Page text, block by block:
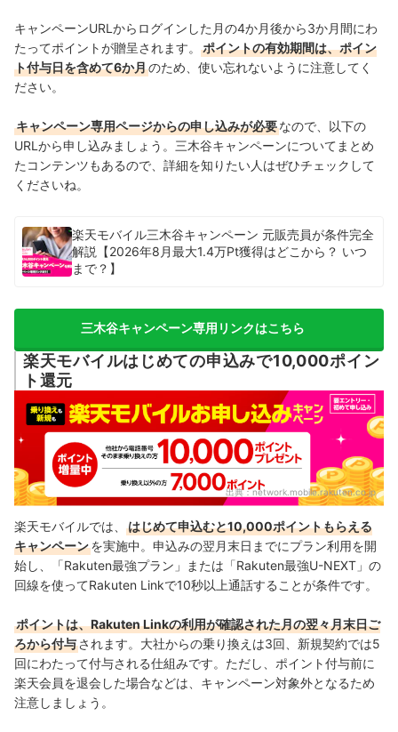
買い替え超トクプログラム
【楽天市場】スマホSELECTION
エンタメコンテンツをお得に楽しめるキャンペーン
楽天関連サービスをお得に利用できるキャンペーン
そのほかのお得なキャンペーン
はじめて3GB・20GBのデータ利用でポイントがもらえる
テザリング利用で100ポイントプレゼント
べて検証！
新規契約で選ぶなら三木谷キャンペーンがおすすめ
乗り換えの還元額で上回る他社もあるが、月々の料金の安さで三木
谷キャンペーンが有利
過去に契約していた「出戻り」でも三木谷キャンペーンなら特典の
対象
楽天モバイルでキャンペーンを利用する際の注意点
楽天モバイルのキャンペーンは併用可のものと併用不可のものがあ
る
Rakuten Linkでの通話が適用条件に含まれているキャンペーンが多
い
楽天モバイルのキャンペーンで付与されるポイントには有効期間が
ある
キャンペーンURLからログインした月の4か月後から3か月間にわ
たってポイントが贈呈されます。
ポイントの有効期間は、ポイン
ト付与日を含めて6か月のため、使い忘れないように注意してく
ださい。
キャンペーン専用ページからの申し込みが必要なので、以下の
URLから申し込みましょう。三木谷キャンペーンについてまとめ
たコンテンツもあるので、詳細を知りたい人はぜひチェックして
くださいね。
楽天モバイル三木谷キャンペーン 元販売員が条件完全
解説【2026年8月最大1.4万Pt獲得はどこから？ いつ
まで？】
三木谷キャンペーン専用リンクはこちら
楽天モバイルはじめての申込みで10,000ポイン
ト還元
出典：network.mobile.rakuten.co.jp
楽天モバイルでは、
はじめて申込むと10,000ポイントもらえる
キャンペーンを実施中。 申込みの翌月末日までにプラン利用を開
始し、「Rakuten最強プラン」または 「Rakuten最強U-NEXT」の
回線を使ってRakuten Linkで10秒以上通話することが条件です。
ポイントは、Rakuten Linkの利用が確認された月の翌々月末日ご
ろから付与されます。大社からの乗り換えは3回、新規契約では5
回にわたって付与される仕組みです。 ただし、ポイント付与前に
楽天会員を退会した場合などは、キャンペーン対象外となるため
注意しましょう。